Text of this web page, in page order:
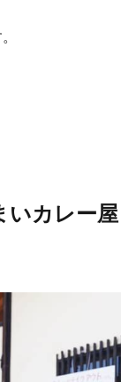
いカレー